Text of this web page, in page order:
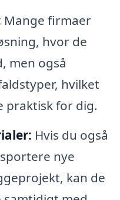
Mange firmaer
hvor de
men også
hvilket
praktisk for dig.
Hvis du også
nye
kan de